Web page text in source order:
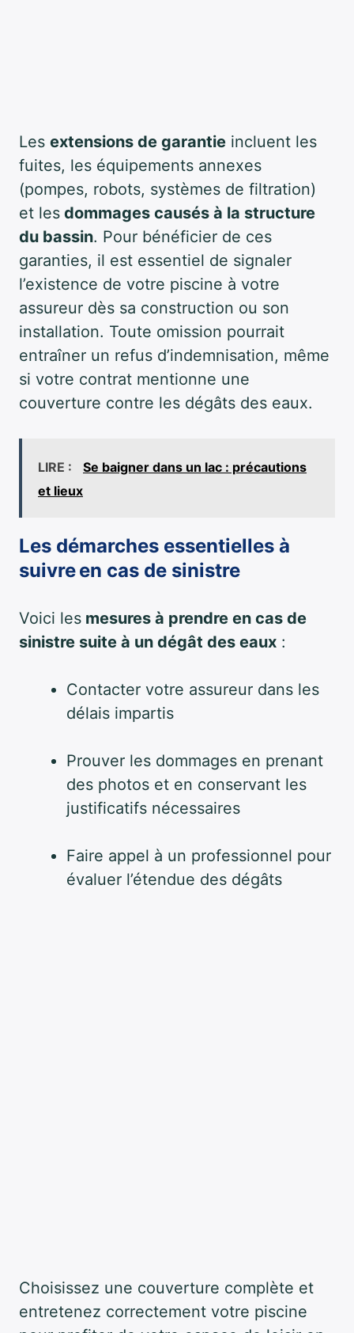
Les extensions de garantie incluent les
fuites, les équipements annexes
(pompes, robots, systèmes de filtration)
et les dommages causés à la structure
du bassin. Pour bénéficier de ces
garanties, il est essentiel de signaler
l’existence de votre piscine à votre
assureur dès sa construction ou son
installation. Toute omission pourrait
entraîner un refus d’indemnisation, même
si votre contrat mentionne une
couverture contre les dégâts des eaux.
LIRE :
Se baigner dans un lac : précautions
et lieux
Les démarches essentielles à
suivre en cas de sinistre
Voici les mesures à prendre en cas de
sinistre suite à un dégât des eaux :
Contacter votre assureur dans les
délais impartis
Prouver les dommages en prenant
des photos et en conservant les
justificatifs nécessaires
Faire appel à un professionnel pour
évaluer l’étendue des dégâts
Choisissez une couverture complète et
entretenez correctement votre piscine